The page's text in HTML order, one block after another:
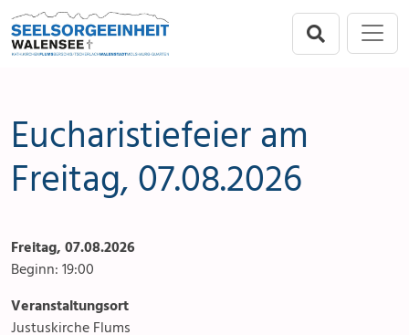
Direkt zur Hauptnavigation springen
Direkt zum Inhalt springen
Eucharistiefeier am
Freitag, 07.08.2026
Freitag, 07.08.2026
Beginn: 19:00
Veranstaltungsort
Justuskirche Flums
Menu
Berschis-Tscherlach
Mols-Murg-Quarten
Seelsorgeeinheit
Angebote & Sakramente
Kontakte
Aktuelles & Fotogalerie
Links